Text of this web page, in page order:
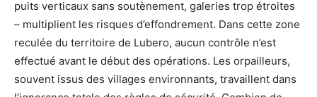
puits verticaux sans soutènement, galeries trop étroites
– multiplient les risques d’effondrement. Dans cette zone
reculée du territoire de Lubero, aucun contrôle n’est
effectué avant le début des opérations. Les orpailleurs,
souvent issus des villages environnants, travaillent dans